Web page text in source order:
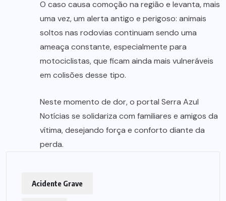
O caso causa comoção na região e levanta, mais
uma vez, um alerta antigo e perigoso: animais
soltos nas rodovias continuam sendo uma
ameaça constante, especialmente para
motociclistas, que ficam ainda mais vulneráveis
em colisões desse tipo.
Neste momento de dor, o portal Serra Azul
Notícias se solidariza com familiares e amigos da
vítima, desejando força e conforto diante da
perda.
Acidente Grave